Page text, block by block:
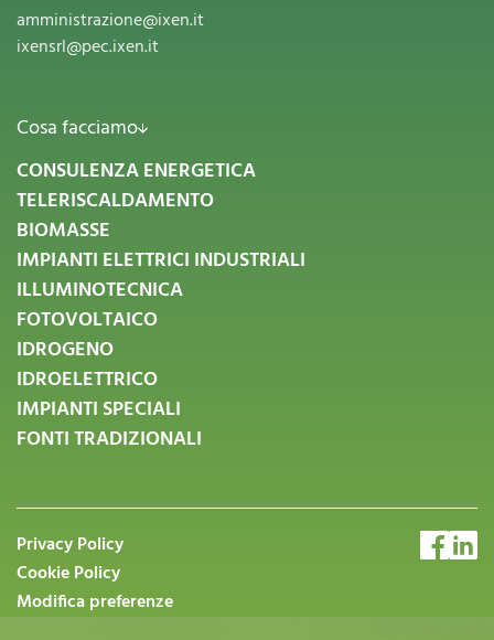
amministrazione@ixen.it
ixensrl@pec.ixen.it
Cosa facciamo
CONSULENZA ENERGETICA
TELERISCALDAMENTO
BIOMASSE
IMPIANTI ELETTRICI INDUSTRIALI
ILLUMINOTECNICA
FOTOVOLTAICO
IDROGENO
IDROELETTRICO
IMPIANTI SPECIALI
FONTI TRADIZIONALI
Privacy Policy
Cookie Policy
Modifica preferenze